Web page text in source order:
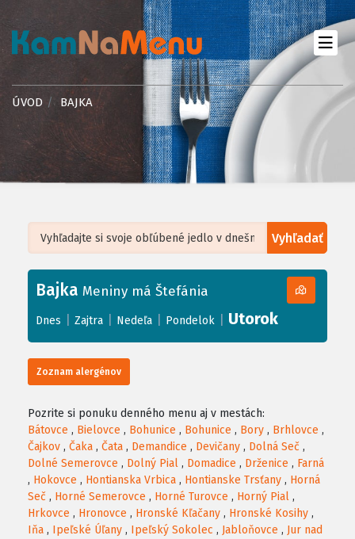
ÚVOD BAJKA
Vyhľadať
+
−
Leaflet| ©OpenStreetMap, Tiles courtesy ofHumanitarian OpenStreetMap
Bajka Meniny má Štefánia
Dnes Zajtra Nedeľa Pondelok Utorok
Zoznam alergénov
Pozrite si ponuku denného menu aj v mestách:
Bátovce , Bielovce , Bohunice , Bohunice , Bory , Brhlovce ,
Čajkov , Čaka , Čata , Demandice , Devičany , Dolná Seč ,
Dolné Semerovce , Dolný Pial , Domadice , Drženice , Farná
, Hokovce , Hontianska Vrbica , Hontianske Trsťany , Horná
Seč , Horné Semerovce , Horné Turovce , Horný Pial ,
Hrkovce , Hronovce , Hronské Kľačany , Hronské Kosihy ,
Iňa , Ipeľské Úľany , Ipeľský Sokolec , Jabloňovce , Jur nad